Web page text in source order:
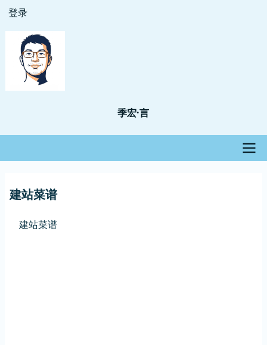
内
用
登录
季宏·言
导建站菜谱
建站菜谱